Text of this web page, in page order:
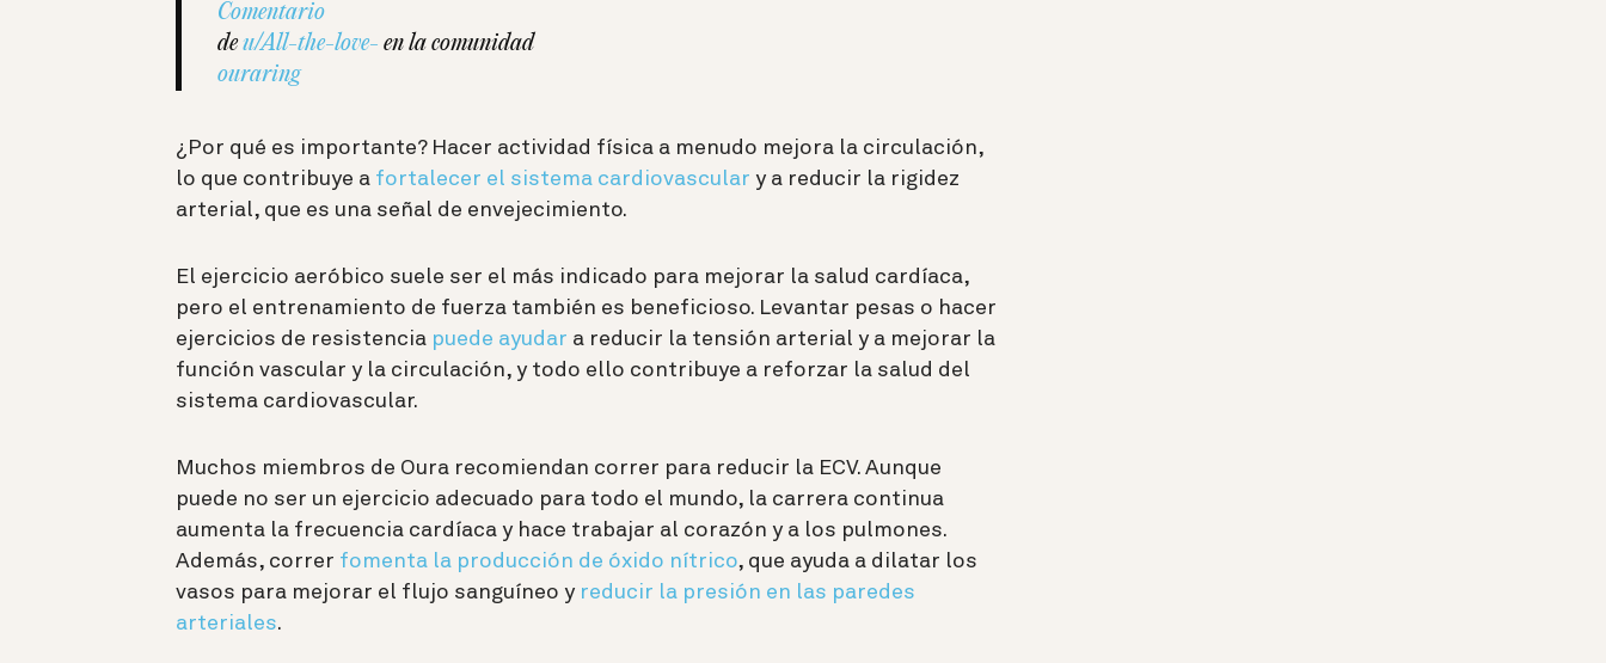
Comentario
deu/All-the-love- en la comunidad
ouraring
¿Por qué es importante? Hacer actividad física a menudo mejora la circulación,
lo que contribuye a fortalecer el sistema cardiovascular y a reducir la rigidez
arterial, que es una señal de envejecimiento.
El ejercicio aeróbico suele ser el más indicado para mejorar la salud cardíaca,
pero el entrenamiento de fuerza también es beneficioso. Levantar pesas o hacer
ejercicios de resistencia puede ayudar a reducir la tensión arterial y a mejorar la
función vascular y la circulación, y todo ello contribuye a reforzar la salud del
sistema cardiovascular.
Muchos miembros de Oura recomiendan correr para reducir la ECV. Aunque
puede no ser un ejercicio adecuado para todo el mundo, la carrera continua
aumenta la frecuencia cardíaca y hace trabajar al corazón y a los pulmones.
Además, correr fomenta la producción de óxido nítrico, que ayuda a dilatar los
vasos para mejorar el flujo sanguíneo y reducir la presión en las paredes
arteriales.